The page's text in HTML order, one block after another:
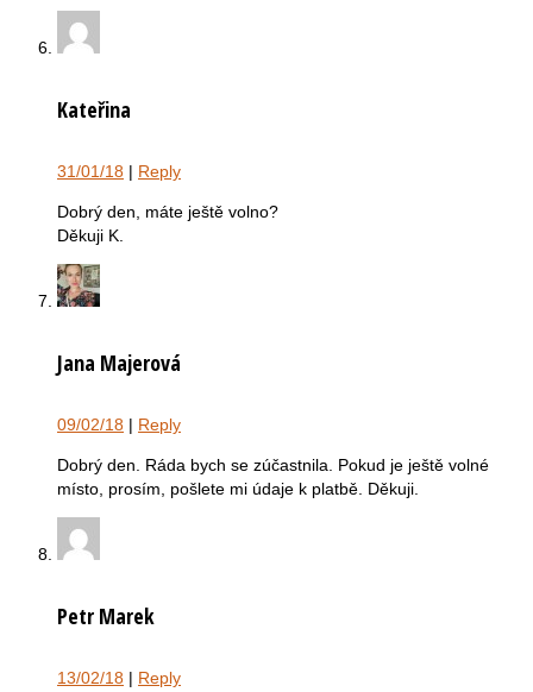
Kateřina
31/01/18 | Reply
Dobrý den, máte ještě volno?
Děkuji K.
Jana Majerová
09/02/18 | Reply
Dobrý den. Ráda bych se zúčastnila. Pokud je ještě volné
místo, prosím, pošlete mi údaje k platbě. Děkuji.
Petr Marek
13/02/18 | Reply